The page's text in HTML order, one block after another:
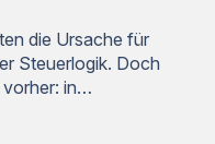
die Ursache für
Steuerlogik. Doch
vorher: in…